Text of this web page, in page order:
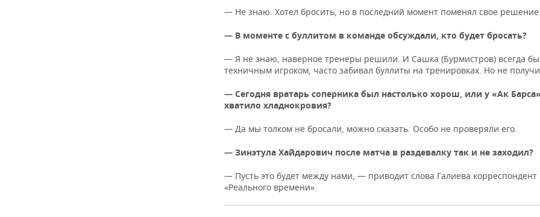
— Не знаю. Хотел бросить, но в последний момент поменял свое решение.
— В моменте с буллитом в команде обсуждали, кто будет бросать?
— Я не знаю, наверное тренеры решили. И Сашка (Бурмистров) всегда
техничным игроком, часто забивал буллиты на тренировках. Но не
— Сегодня вратарь соперника был настолько хорош, или у «Ак
хватило хладнокровия?
— Да мы толком не бросали, можно сказать. Особо не проверяли его.
— Зинэтула Хайдарович после матча в раздевалку так и не заходил?
— Пусть это будет между нами, — приводит слова Галиева корреспондент
«Реального времени».